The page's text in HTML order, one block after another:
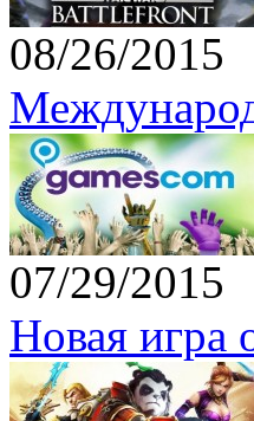
08/26/2015
07/29/2015
Новая игра